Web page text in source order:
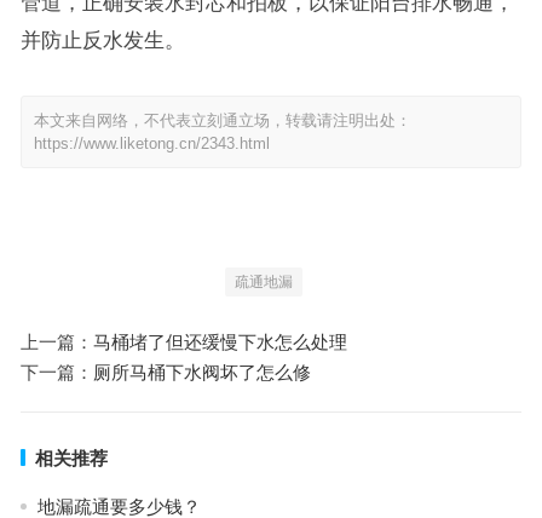
并防止反水发生。
本文来自网络，不代表立刻通立场，转载请注明出处：
https://www.liketong.cn/2343.html
疏通地漏
上一篇： 马桶堵了但还缓慢下水怎么处理
下一篇： 厕所马桶下水阀坏了怎么修
相关推荐
地漏疏通要多少钱？